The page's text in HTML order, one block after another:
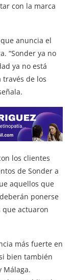
con la marca
anuncia el
“Sonder ya no
ya no está
de los
los clientes
de Sonder a
aquellos que
ponerse
que actuaron
más fuerte en
bien también
Málaga.